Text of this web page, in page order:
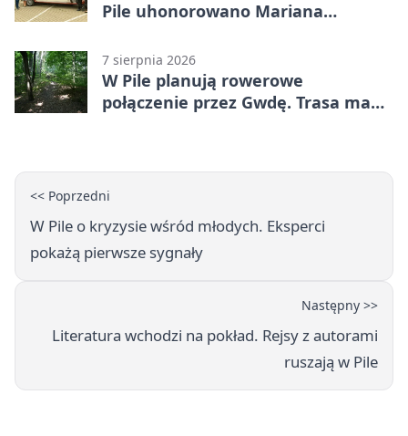
Pile uhonorowano Mariana
7 sierpnia 2026
W Pile planują rowerowe
połączenie przez Gwdę. Trasa ma
<< Poprzedni
W Pile o kryzysie wśród młodych. Eksperci
pokażą pierwsze sygnały
Następny >>
Literatura wchodzi na pokład. Rejsy z autorami
ruszają w Pile